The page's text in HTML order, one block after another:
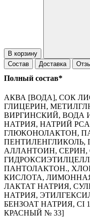
В корзину
Состав
Доставка
Полный состав*
АКВА [ВОДА], СОК
ГЛИЦЕРИН,
ВИРГИНСКИЙ, ВОДА
НАТРИЯ, НАТРИЙ
ГЛЮКОНОЛАКТОН,
ПЕНТИЛЕНГЛИКОЛЬ,
АЛЛАНТОИН, СЕРИН,
ПАНТОЛАКТОН.,
КИСЛОТА,
ЛАКТАТ НАТРИЯ,
НАТРИЯ,
БЕНЗОАТ НАТРИЯ, CI
КРАСНЫЙ № 33]